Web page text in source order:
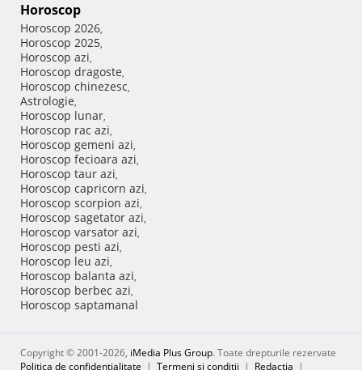
Horoscop
Horoscop 2026,
Horoscop 2025,
Horoscop azi,
Horoscop dragoste,
Horoscop chinezesc,
Astrologie,
Horoscop lunar,
Horoscop rac azi,
Horoscop gemeni azi,
Horoscop fecioara azi,
Horoscop taur azi,
Horoscop capricorn azi,
Horoscop scorpion azi,
Horoscop sagetator azi,
Horoscop varsator azi,
Horoscop pesti azi,
Horoscop leu azi,
Horoscop balanta azi,
Horoscop berbec azi,
Horoscop saptamanal
Copyright © 2001-2026, iMedia Plus Group. Toate drepturile rezervate
Politica de confidențialitate | Termeni si conditii | Redacţia |